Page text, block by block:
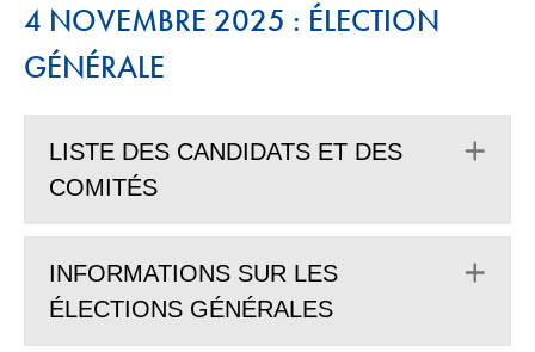
4 NOVEMBRE 2025 : ÉLECTION
GÉNÉRALE
LISTE DES CANDIDATS ET DES
COMITÉS
INFORMATIONS SUR LES
ÉLECTIONS GÉNÉRALES